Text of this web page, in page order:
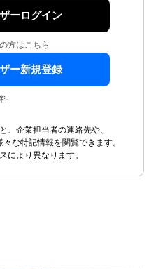
ーログイン
方はこちら
ー新規登録
、企業担当者の連絡先や、
な特記情報を閲覧できます。
により異なります。